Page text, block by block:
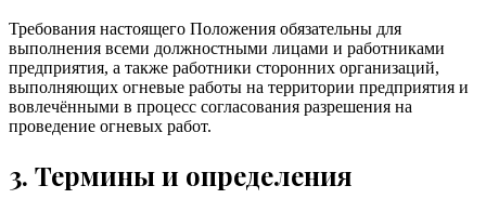
Требования настоящего Положения обязательны для
выполнения всеми должностными лицами и работниками
предприятия, а также работники сторонних организаций,
выполняющих огневые работы на территории предприятия и
вовлечёнными в процесс согласования разрешения на
проведение огневых работ.
3. Термины и определения